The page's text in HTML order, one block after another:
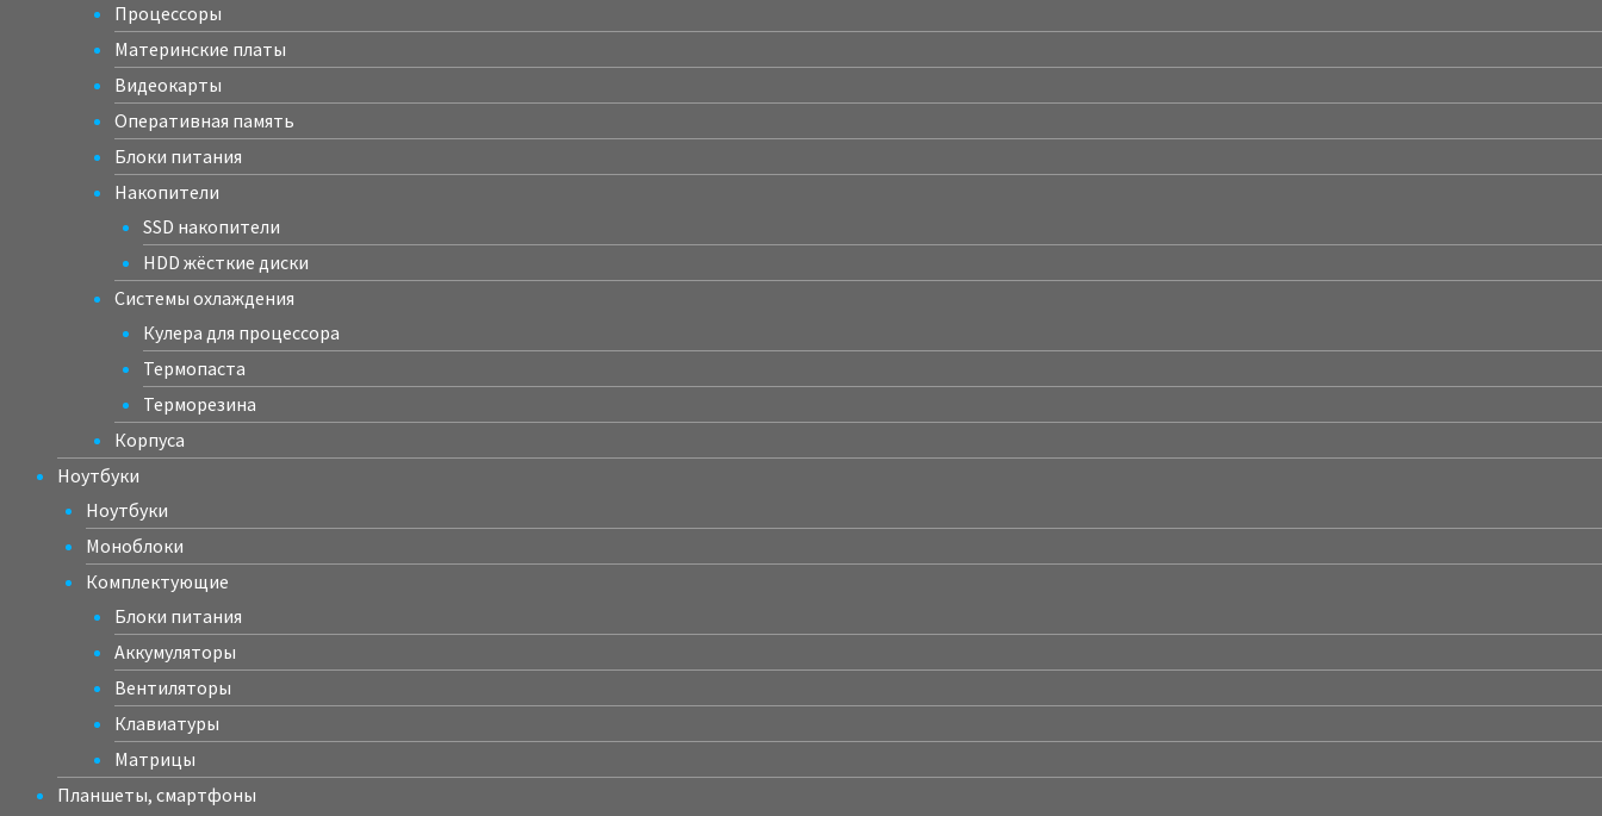
Процессоры
Материнские платы
Видеокарты
Оперативная память
Блоки питания
Накопители
SSD накопители
HDD жёсткие диски
Системы охлаждения
Кулера для процессора
Термопаста
Терморезина
Корпуса
Ноутбуки
Ноутбуки
Моноблоки
Комплектующие
Блоки питания
Аккумуляторы
Вентиляторы
Клавиатуры
Матрицы
Планшеты, смартфоны